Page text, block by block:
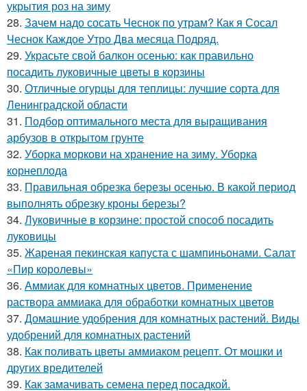
укрытия роз на зиму
28. Зачем надо сосать Чеснок по утрам? Как я Сосал
Чеснок Каждое Утро Два месяца Подряд.
29. Украсьте свой балкон осенью: как правильно
посадить луковичные цветы в корзины
30. Отличные огурцы для теплицы: лучшие сорта для
Ленинградской области
31. Подбор оптимального места для выращивания
арбузов в открытом грунте
32. Уборка моркови на хранение на зиму. Уборка
корнеплода
33. Правильная обрезка березы осенью. В какой период
выполнять обрезку кроны березы?
34. Луковичные в корзине: простой способ посадить
луковицы
35. Жареная пекинская капуста с шампиньонами. Салат
«Пир королевы»
36. Аммиак для комнатных цветов. Применение
раствора аммиака для обработки комнатных цветов
37. Домашние удобрения для комнатных растений. Виды
удобрений для комнатных растений
38. Как поливать цветы аммиаком рецепт. От мошки и
других вредителей
39. Как замачивать семена перед посадкой.